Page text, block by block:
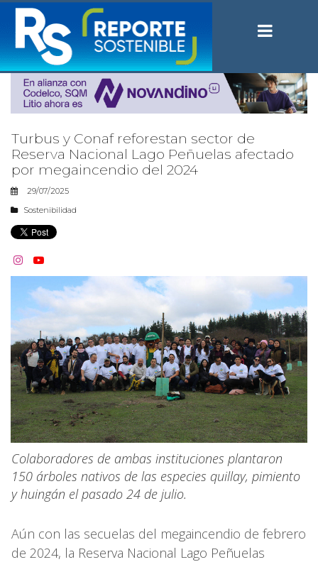
Turbus y Conaf reforestan sector de
Reserva Nacional Lago Peñuelas afectado
por megaincendio del 2024
29/07/2025
Sostenibilidad
 
Colaboradores de ambas instituciones plantaron
150 árboles nativos de las especies quillay, pimiento
y huingán el pasado 24 de julio.
Aún con las secuelas del megaincendio de febrero
de 2024, la Reserva Nacional Lago Peñuelas